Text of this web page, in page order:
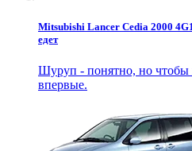
Mitsubishi Lancer Cedia 2000
едет
Шуруп - понятно, но чтобы
впервые.